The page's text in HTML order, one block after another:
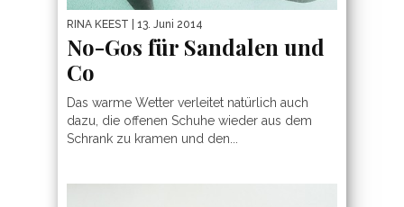
RINA KEEST | 13. Juni 2014
No-Gos für Sandalen und
Co
Das warme Wetter verleitet natürlich auch
dazu, die offenen Schuhe wieder aus dem
Schrank zu kramen und den...